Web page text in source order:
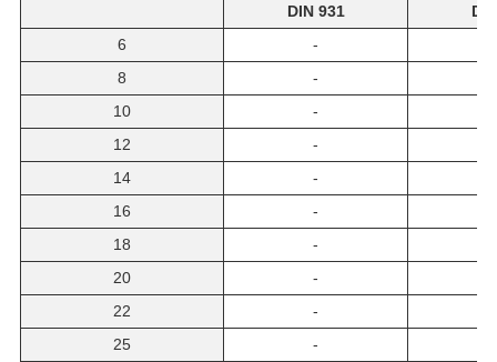
DIN 931
6
-
8
-
10
-
12
-
14
-
16
-
18
-
20
-
22
-
25
-